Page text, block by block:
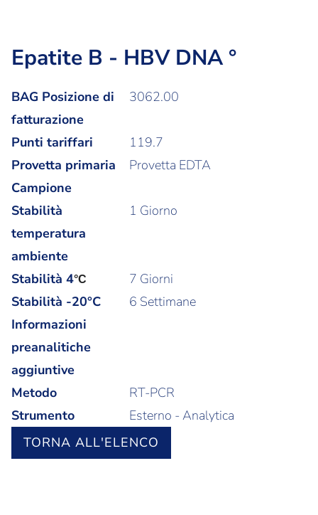
Epatite B - HBV DNA °
BAG Posizione di
fatturazione
3062.00
Punti tariffari
119.7
Provetta primaria
Provetta EDTA
Campione
Stabilità
temperatura
ambiente
1 Giorno
Stabilità 4°C
7 Giorni
Stabilità -20°C
6 Settimane
Informazioni
preanalitiche
aggiuntive
Metodo
RT-PCR
Strumento
Esterno - Analytica
TORNA ALL'ELENCO